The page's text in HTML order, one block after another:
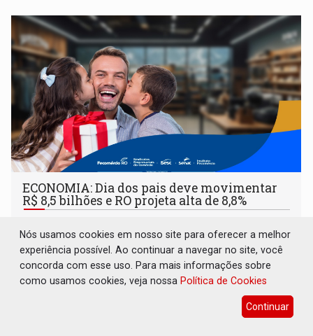
ECONOMIA: Dia dos pais deve movimentar
R$ 8,5 bilhões e RO projeta alta de 8,8%
Data comemorativa se consolida como a quarta mais
relevante do calendário varejista, impulsionada pelo menor
desemprego em 14 anos e pela recuperação da renda
Nós usamos cookies em nosso site para oferecer a melhor
experiência possível. Ao continuar a navegar no site, você
concorda com esse uso. Para mais informações sobre
como usamos cookies, veja nossa Política de Cookies
Continuar